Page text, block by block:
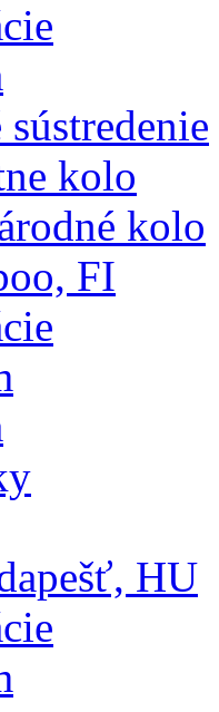
kolo
kolo
FI
HU